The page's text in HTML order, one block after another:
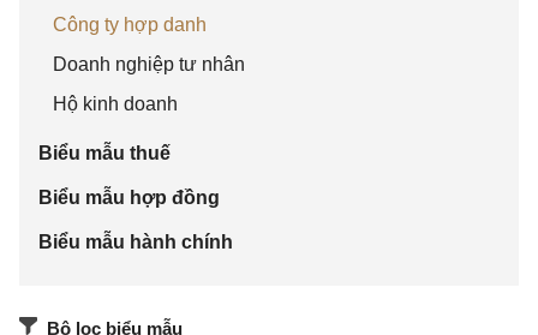
Cộng tiền hàng:
…………
Thuế suất GTGT: ....…… % , Tiền thuế
Công ty hợp danh
Doanh nghiệp tư nhân
Hộ kinh doanh
Biểu mẫu thuế
Biểu mẫu hợp đồng
Biểu mẫu hành chính
Bộ lọc biểu mẫu